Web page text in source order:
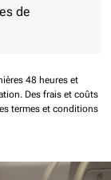
de
48 heures et
Des frais et coûts
termes et conditions